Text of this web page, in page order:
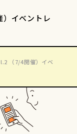
イベントレ
（7/4開催）イベ